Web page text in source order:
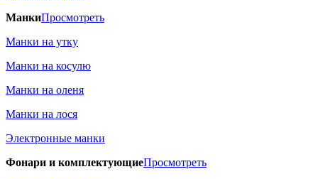
МанкиПросмотреть
Манки на утку
Манки на косулю
Манки на оленя
Манки на лося
Электронные манки
Фонари и комплектующиеПросмотреть